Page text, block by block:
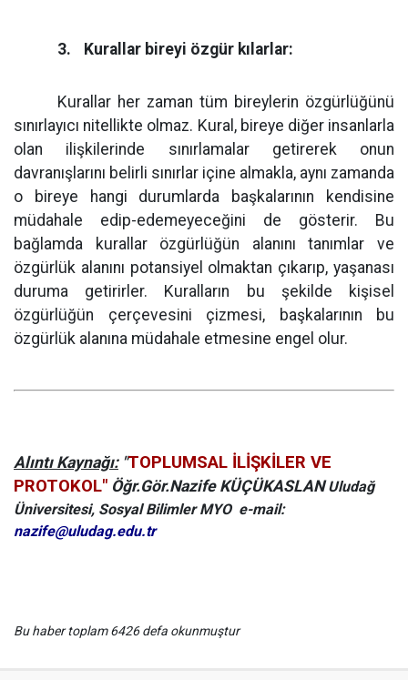
3. Kurallar bireyi özgür kılarlar:
Kurallar her zaman tüm bireylerin özgürlüğünü
sınırlayıcı nitellikte olmaz. Kural, bireye diğer insanlarla
olan ilişkilerinde sınırlamalar getirerek onun
davranışlarını belirli sınırlar içine almakla, aynı zamanda
o bireye hangi durumlarda başkalarının kendisine
müdahale edip-edemeyeceğini de gösterir. Bu
bağlamda kurallar özgürlüğün alanını tanımlar ve
özgürlük alanını potansiyel olmaktan çıkarıp, yaşanası
duruma getirirler. Kuralların bu şekilde kişisel
özgürlüğün çerçevesini çizmesi, başkalarının bu
özgürlük alanına müdahale etmesine engel olur.
Alıntı Kaynağı:"TOPLUMSAL İLİŞKİLER VE
PROTOKOL" Öğr.Gör.Nazife KÜÇÜKASLANUludağ
Üniversitesi, Sosyal Bilimler MYO e-mail:
nazife@uludag.edu.tr
Bu haber toplam 6426 defa okunmuştur